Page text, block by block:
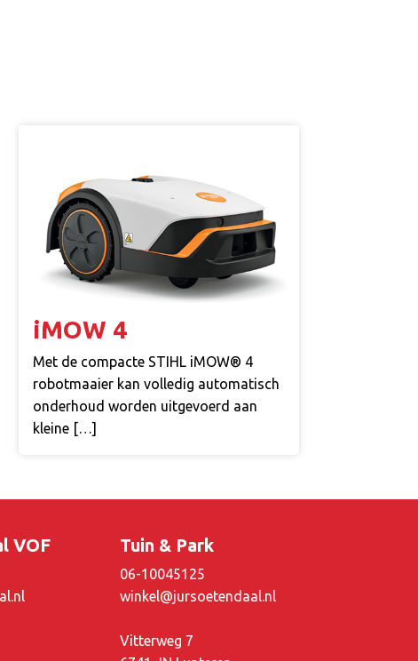
iMOW 4
Met de compacte STIHL iMOW® 4
robotmaaier kan volledig automatisch
onderhoud worden uitgevoerd aan
kleine […]
VOF Tuin & Park
06-10045125
winkel@jursoetendaal.nl
Vitterweg 7